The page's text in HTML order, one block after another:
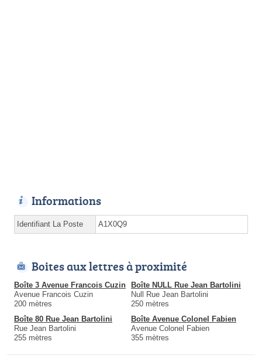
Informations
Identifiant La Poste A1X0Q9
Boites aux lettres à proximité
Boîte 3 Avenue Francois Cuzin
Avenue Francois Cuzin
200 mètres
Boîte NULL Rue Jean Bartolini
Null Rue Jean Bartolini
250 mètres
Boîte 80 Rue Jean Bartolini
Rue Jean Bartolini
255 mètres
Boîte Avenue Colonel Fabien
Avenue Colonel Fabien
355 mètres